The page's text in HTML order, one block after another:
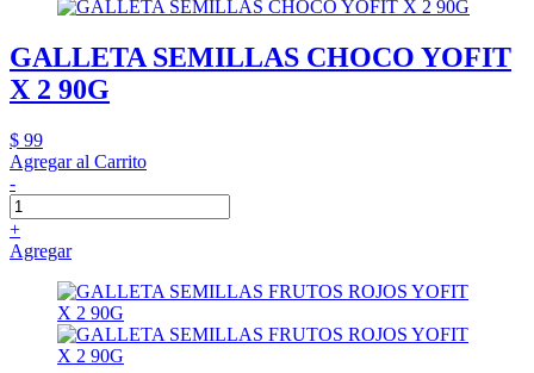
GALLETA SEMILLAS CHOCO YOFIT
X 2 90G
$ 99
Agregar al Carrito
-
+
Agregar